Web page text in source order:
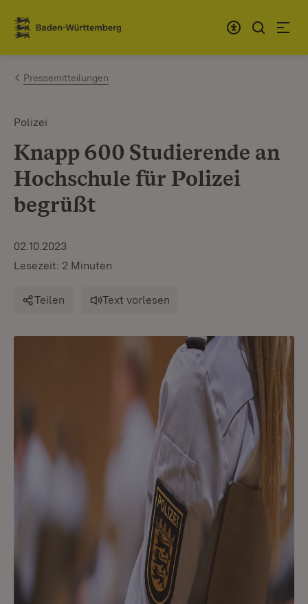
Zum Inhalt springen
Link zur Startseite
Pressemitteilungen
Polizei
Knapp 600 Studierende an
Hochschule für Polizei
begrüßt
02.10.2023
Lesezeit: 2 Minuten
Teilen Text vorlesen